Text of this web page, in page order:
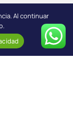
Al continuar